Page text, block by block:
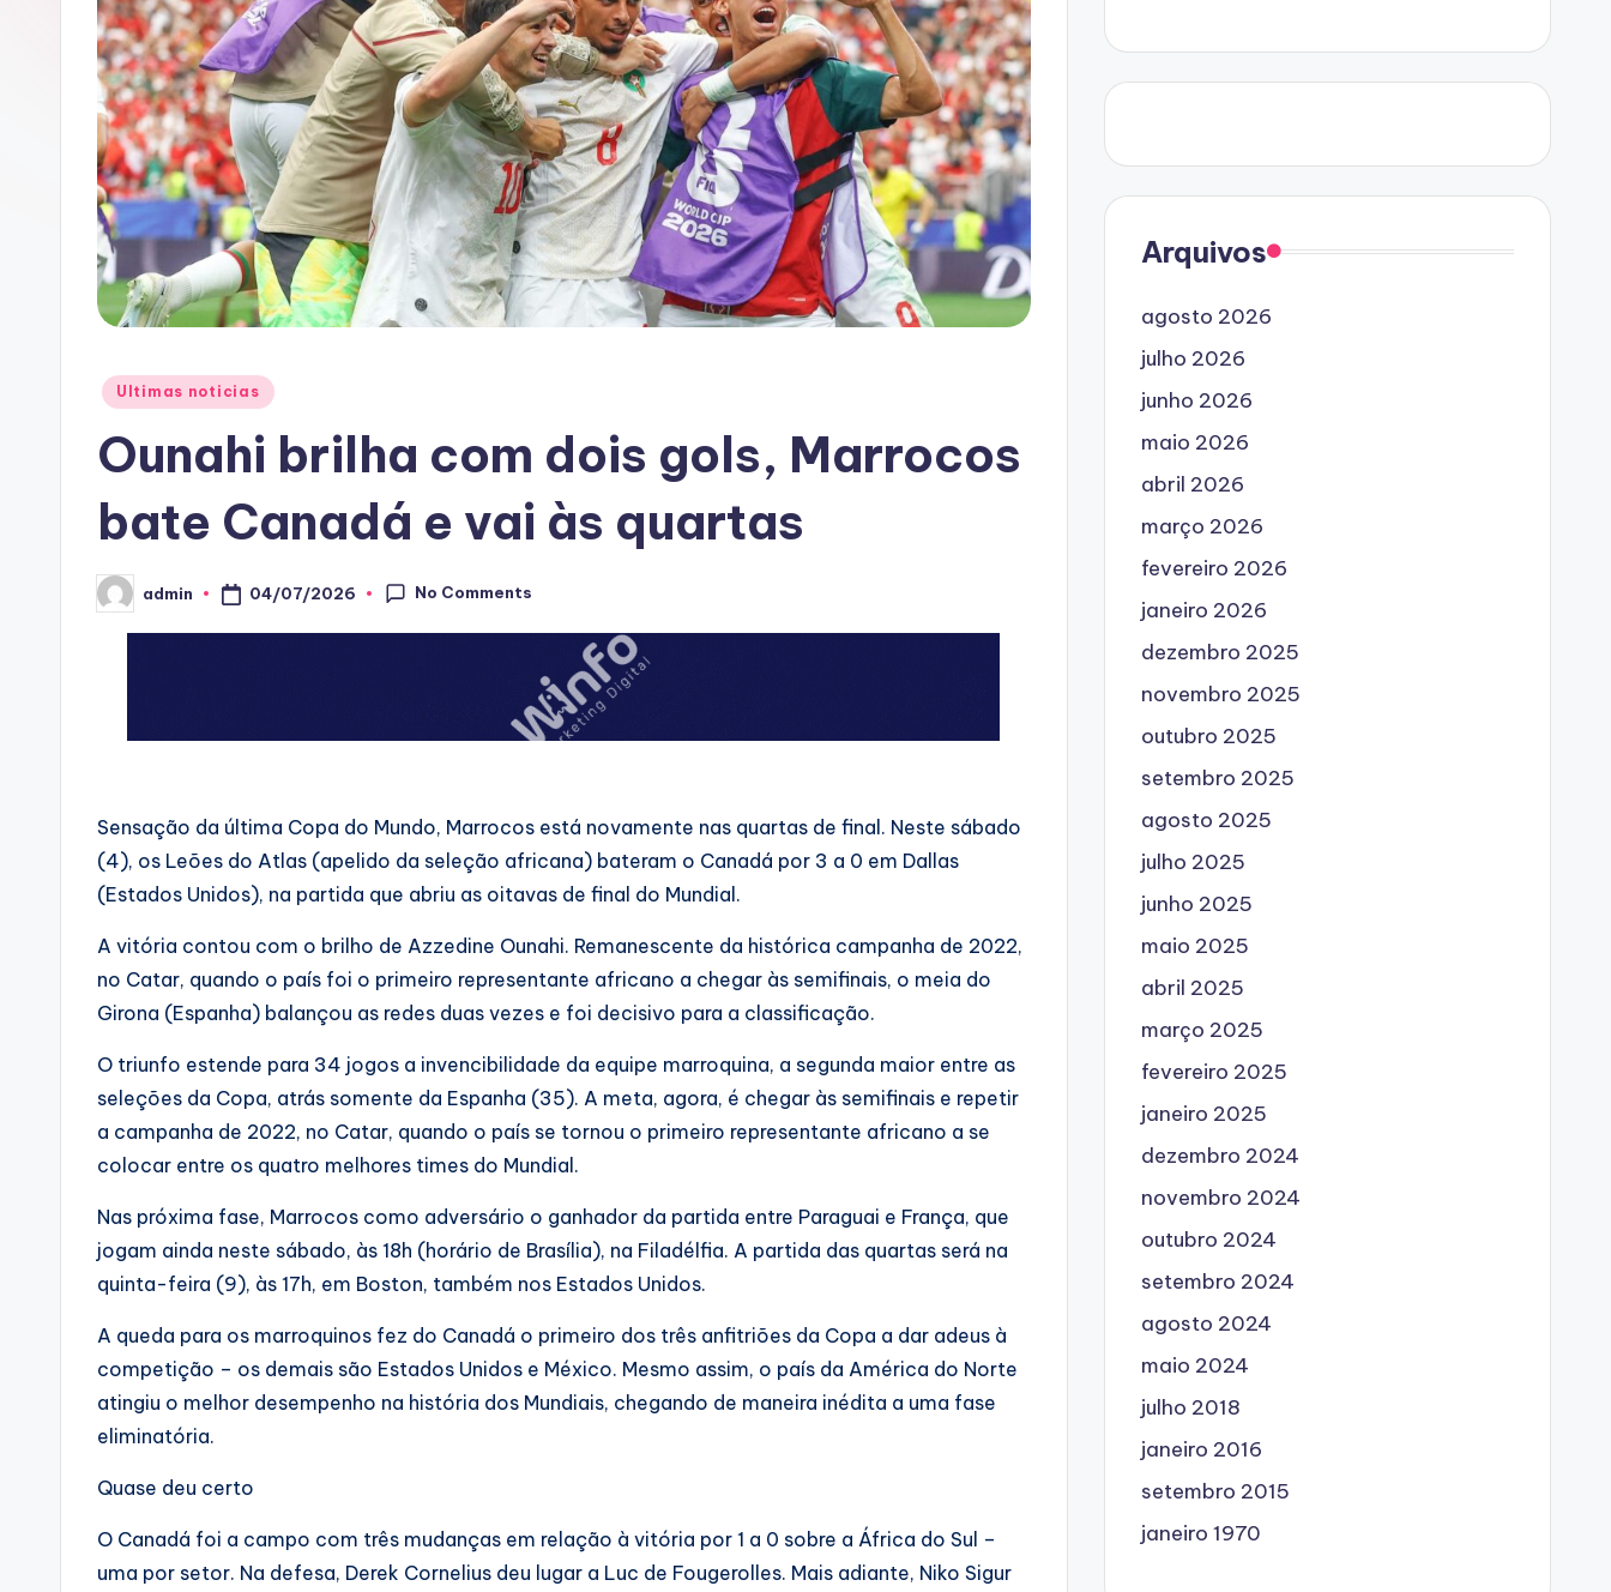
A
C
Posted
Ultimas noticias
Ounahi brilha com dois gols, Marrocos
bate Canadá e vai às quartas
Posted
by
admin 04/07/2026 No Comments
Sensação da última Copa do Mundo, Marrocos está novamente nas quartas de final. Neste sábado
(4), os Leões do Atlas (apelido da seleção africana) bateram o Canadá por 3 a 0 em Dallas
(Estados Unidos), na partida que abriu as oitavas de final do Mundial.
A vitória contou com o brilho de Azzedine Ounahi. Remanescente da histórica campanha de 2022,
no Catar, quando o país foi o primeiro representante africano a chegar às semifinais, o meia do
Girona (Espanha) balançou as redes duas vezes e foi decisivo para a classificação.
O triunfo estende para 34 jogos a invencibilidade da equipe marroquina, a segunda maior entre as
seleções da Copa, atrás somente da Espanha (35). A meta, agora, é chegar às semifinais e repetir
a campanha de 2022, no Catar, quando o país se tornou o primeiro representante africano a se
colocar entre os quatro melhores times do Mundial.
Nas próxima fase, Marrocos como adversário o ganhador da partida entre Paraguai e França, que
jogam ainda neste sábado, às 18h (horário de Brasília), na Filadélfia. A partida das quartas será na
quinta-feira (9), às 17h, em Boston, também nos Estados Unidos.
A queda para os marroquinos fez do Canadá o primeiro dos três anfitriões da Copa a dar adeus à
competição – os demais são Estados Unidos e México. Mesmo assim, o país da América do Norte
atingiu o melhor desempenho na história dos Mundiais, chegando de maneira inédita a uma fase
eliminatória.
Quase deu certo
O Canadá foi a campo com três mudanças em relação à vitória por 1 a 0 sobre a África do Sul –
uma por setor. Na defesa, Derek Cornelius deu lugar a Luc de Fougerolles. Mais adiante, Niko Sigur
Arquivos
agosto 2026
julho 2026
junho 2026
maio 2026
abril 2026
março 2026
fevereiro 2026
janeiro 2026
dezembro 2025
novembro 2025
outubro 2025
setembro 2025
agosto 2025
julho 2025
junho 2025
maio 2025
abril 2025
março 2025
fevereiro 2025
janeiro 2025
dezembro 2024
novembro 2024
outubro 2024
setembro 2024
agosto 2024
maio 2024
julho 2018
janeiro 2016
setembro 2015
janeiro 1970